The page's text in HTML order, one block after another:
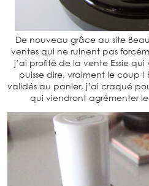
De nouveau grâce au site
ventes qui ne ruinent pas
j’ai profité de la vente Essie qui
puisse dire, vraiment le coup !
validés au panier, j’ai craqué
qui viendront agrémenter